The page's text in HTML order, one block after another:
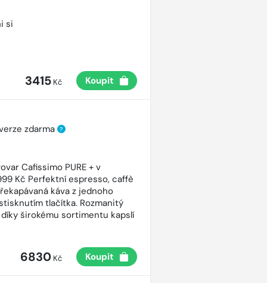
si
3415Kč Koupit
zdarma ?
Cafissimo PURE + v
Kč Perfektní espresso, caffè
káva z jednoho
tlačítka. Rozmanitý
širokému sortimentu kapslí
6830Kč Koupit